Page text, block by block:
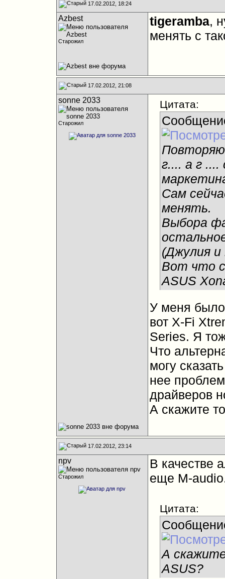
17.02.2012, 18:24
Azbest
Старожил
tigeramba,
менять с
17.02.2012, 21:08
sonne 2033
Старожил
Цитата:
Повторяю
г.... а г
Сам
менять.
Выбора
(Джулия
Вот что
ASUS
У меня было
вот X-Fi
Series. Я
Что
могу
нее
драйверов
А скажите
17.02.2012, 23:14
npv
Старожил
В качестве
еще M-
Цитата:
А
ASUS?